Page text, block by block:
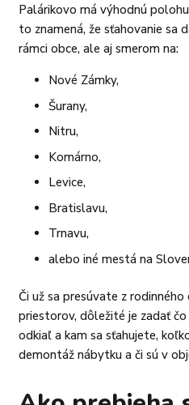
Palárikovo má výhodnú
to znamená, že sťahovanie sa
rámci obce, ale aj smerom na:
Nové Zámky,
Šurany,
Nitru,
Komárno,
Levice,
Bratislavu,
Trnavu,
alebo iné mestá na
Či už sa presúvate z
priestorov, dôležité je zadať čo
odkiaľ a kam sa sťahujete,
demontáž nábytku a či sú v